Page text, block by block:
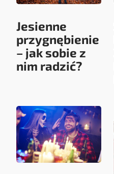
Jesienne
przygnębienie
– jak sobie z
nim radzić?